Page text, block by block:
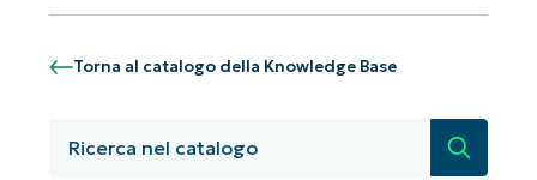
Torna al catalogo della Knowledge Base
Ricerca
Iniziate con le analisi KB guidate
dall'AI di NinjaOne!
Non è richiesta alcuna carta di credito e si ha